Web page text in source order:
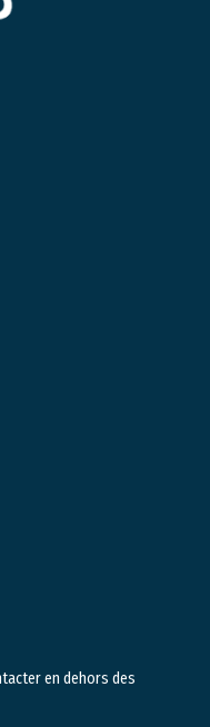
en dehors des